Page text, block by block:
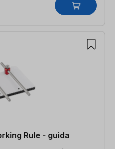
Rule - guida